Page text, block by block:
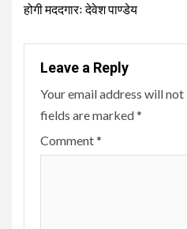
होगी मददगारः देवेश पाण्डेय
Leave a Reply
Your email address will
fields are marked*
Comment*